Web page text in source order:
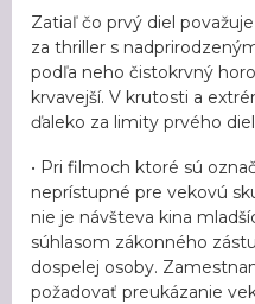
Zatiaľ čo prvý diel
za thriller s
podľa neho čistokrvný
krvavejší. V krutosti a
ďaleko za limity prvého
• Pri filmoch ktoré sú
neprístupné pre vekovú
nie je návšteva kina
súhlasom zákonného
dospelej osoby.
požadovať preukázanie